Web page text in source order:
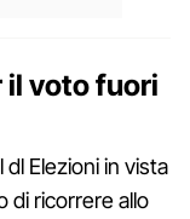
il voto fuori
Elezioni in vista
di ricorrere allo